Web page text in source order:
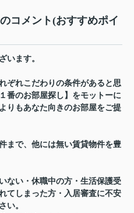
コメント(おすすめポイ
います。
ぞれこだわりの条件があると思
番のお部屋探し】をモットーに
りもあなた向きのお部屋をご提
まで、他には無い賃貸物件を豊
ない・休職中の方・生活保護受
てしまった方・入居審査に不安
い。